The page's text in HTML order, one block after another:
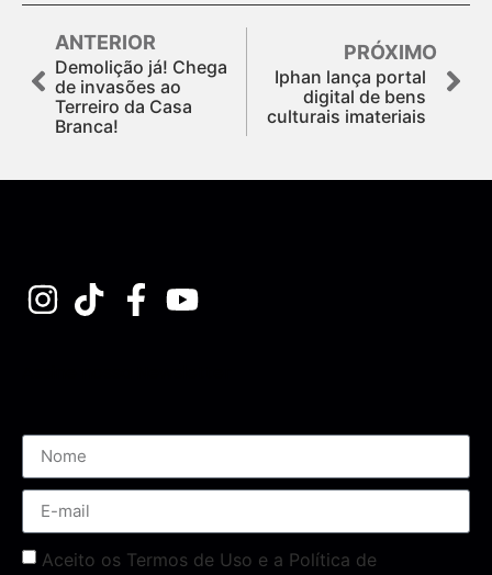
ANTERIOR
Demolição já! Chega
de invasões ao
Terreiro da Casa
Branca!
PRÓXIMO
Iphan lança portal
digital de bens
culturais imateriais
Aceito os Termos de Uso e a Política de